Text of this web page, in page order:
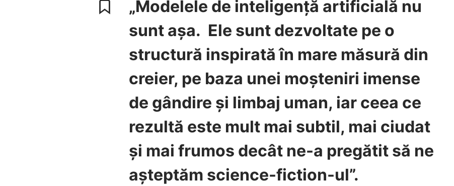
CITEȘTE CITEȘTE
„Modelele de inteligență artificială nu
sunt așa. Ele sunt dezvoltate pe o
structură inspirată în mare măsură din
creier, pe baza unei moșteniri imense
de gândire și limbaj uman, iar ceea ce
rezultă este mult mai subtil, mai ciudat
și mai frumos decât ne-a pregătit să ne
așteptăm science-fiction-ul”.